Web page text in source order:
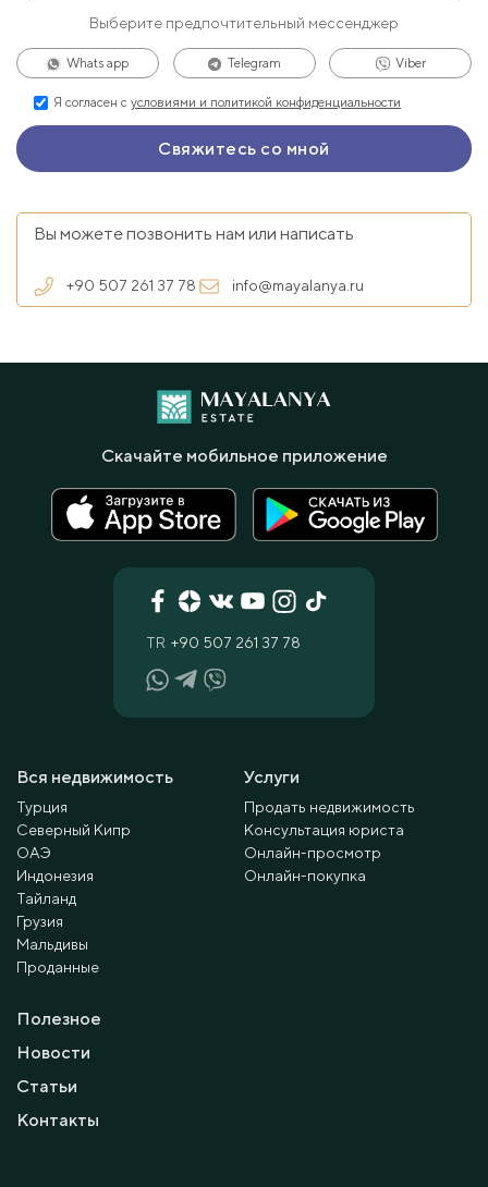
Выберите предпочтительный мессенджер
Whats app Telegram Viber
Я согласен с условиями и политикой конфиденциальности
Вы можете позвонить нам или написать
+90 507 261 37 78 info@mayalanya.ru
Вся недвижимость
Турция
Северный Кипр
ОАЭ
Индонезия
Тайланд
Грузия
Мальдивы
Проданные
Услуги
Продать недвижимость
Консультация юриста
Онлайн-просмотр
Онлайн-покупка
Полезное
Новости
Статьи
Контакты
TR +90 507 261 37 78
Скачайте мобильное приложение